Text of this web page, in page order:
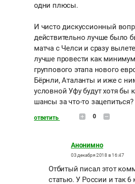
одни плюсы.
И чисто дискуссионный
действительно лучше было
матча с Челси и сразу
лучше провести как
группового этапа нового
Бёрнли, Аталанты и иже с
условной Уфу будут хотя бы
шансы за что-то зацепиться?
ответить 0
Анонимно
03 декабря 2018 в 16:47
Отбитый писал этот
статью. У России и так